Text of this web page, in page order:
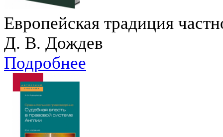
Европейская традиция
Д. В. Дождев
Подробнее